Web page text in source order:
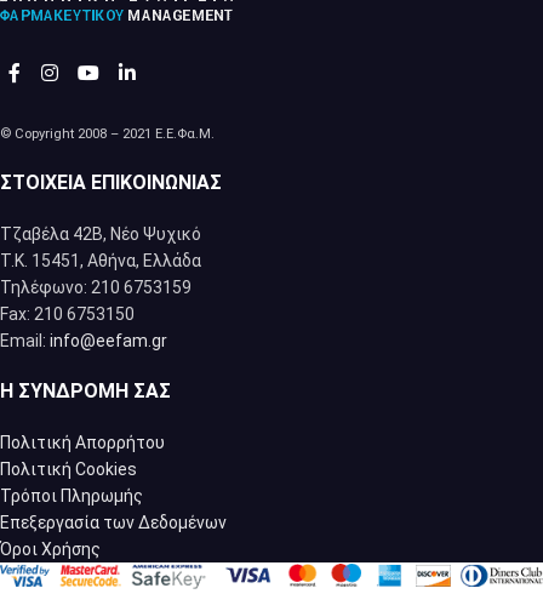
© Copyright 2008 – 2021 Ε.Ε.Φα.Μ.
ΣΤΟΙΧΕΊΑ ΕΠΙΚΟΙΝΩΝΊΑΣ
Τζαβέλα 42Β, Νέο Ψυχικό
Τ.Κ. 15451, Αθήνα, Eλλάδα
Τηλέφωνο: 210 6753159
Fax: 210 6753150
Email: info@eefam.gr
Η ΣΥΝΔΡΟΜΉ ΣΑΣ
Πολιτική Απορρήτου
Πολιτική Cookies
Τρόποι Πληρωμής
Επεξεργασία των Δεδομένων
Όροι Χρήσης